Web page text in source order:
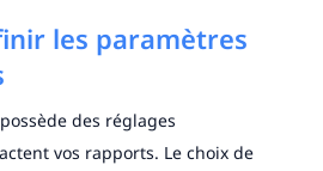
les paramètres
des réglages
vos rapports. Le choix de